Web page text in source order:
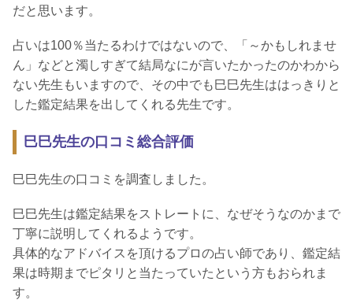
だと思います。
占いは100％当たるわけではないので、「～かもしれませ
ん」などと濁しすぎて結局なにが言いたかったのかわから
ない先生もいますので、その中でも巳巳先生ははっきりと
した鑑定結果を出してくれる先生です。
巳巳先生の口コミ総合評価
巳巳先生の口コミを調査しました。
巳巳先生は鑑定結果をストレートに、なぜそうなのかまで
丁寧に説明してくれるようです。
具体的なアドバイスを頂けるプロの占い師であり、鑑定結
果は時期までピタリと当たっていたという方もおられま
す。